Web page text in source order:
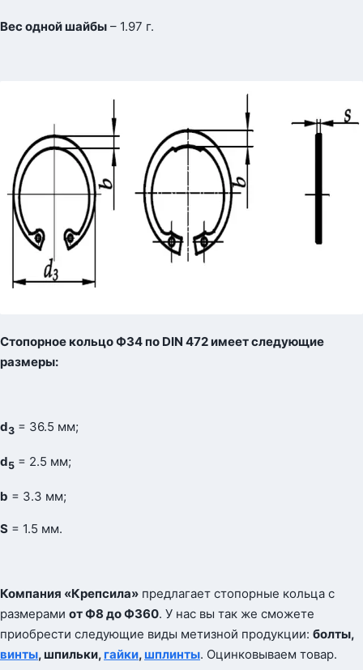
Вес одной шайбы – 1.97 г.
Стопорное кольцо Ф34 по DIN 472 имеет следующие
размеры:
d3 = 36.5 мм;
d5 = 2.5 мм;
b = 3.3 мм;
S = 1.5 мм.
Компания «Крепсила» предлагает стопорные кольца с
размерами от Ф8 до Ф360. У нас вы так же сможете
приобрести следующие виды метизной продукции: болты,
винты, шпильки, гайки, шплинты. Оцинковываем товар.